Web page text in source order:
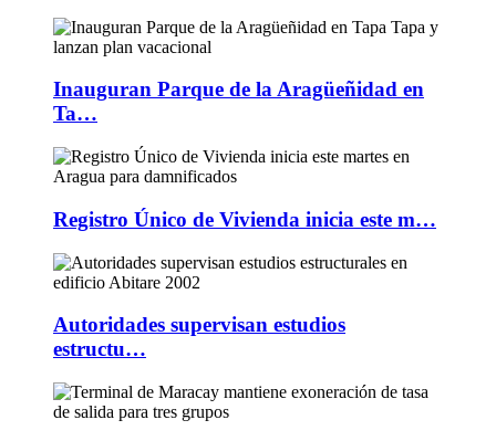
Inauguran Parque de la Aragüeñidad en
Ta…
Registro Único de Vivienda inicia este m…
Autoridades supervisan estudios
estructu…